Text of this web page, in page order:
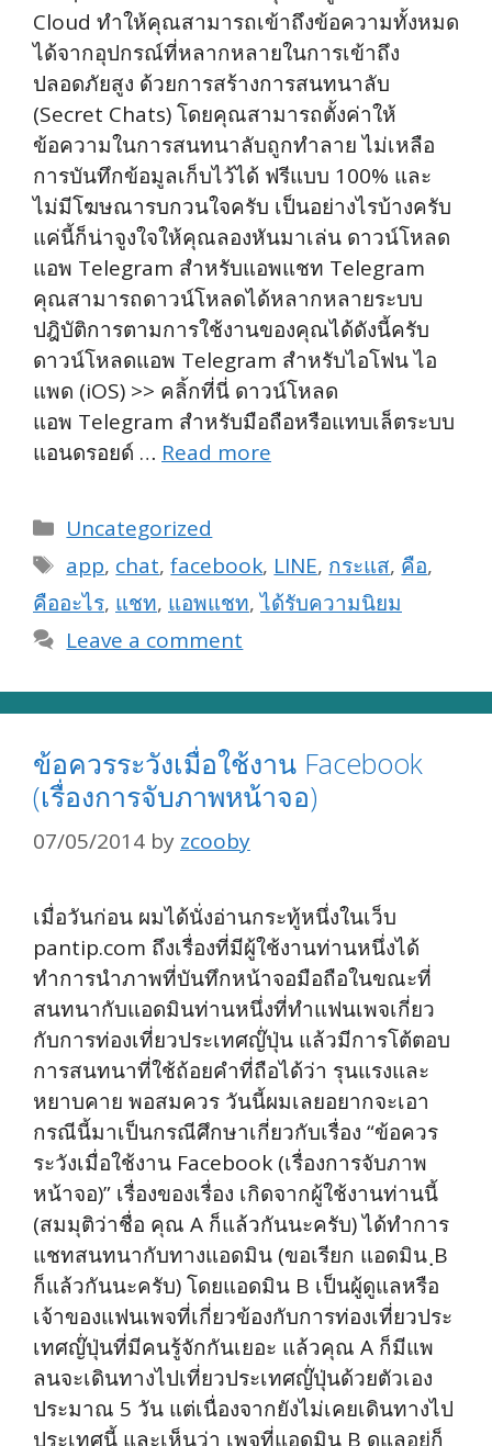
Cloud ทำให้คุณสามารถเข้าถึงข้อความทั้งหมด
ได้จากอุปกรณ์ที่หลากหลายในการเข้าถึง
ปลอดภัยสูง ด้วยการสร้างการสนทนาลับ
(Secret Chats) โดยคุณสามารถตั้งค่าให้
ข้อความในการสนทนาลับถูกทำลาย ไม่เหลือ
การบันทึกข้อมูลเก็บไว้ได้ ฟรีแบบ 100% และ
ไม่มีโฆษณารบกวนใจครับ เป็นอย่างไรบ้างครับ
แค่นี้ก็น่าจูงใจให้คุณลองหันมาเล่น ดาวน์โหลด
แอพ Telegram สำหรับแอพแชท Telegram
คุณสามารถดาวน์โหลดได้หลากหลายระบบ
ปฎิบัติการตามการใช้งานของคุณได้ดังนี้ครับ
ดาวน์โหลดแอพ Telegram สำหรับไอโฟน ไอ
แพด (iOS) >> คลิ้กที่นี่ ดาวน์โหลด
แอพ Telegram สำหรับมือถือหรือแทบเล็ตระบบ
แอนดรอยด์ … Read more
Categories
Uncategorized
Tags
app, chat,facebook, LINE, กระแส, คือ,
คืออะไร, แชท, แอพแชท,ได้รับความนิยม
Leave a comment
ข้อควรระวังเมื่อใช้งาน Facebook
(เรื่องการจับภาพหน้าจอ)
07/05/2014 by zcooby
เมื่อวันก่อน ผมได้นั่งอ่านกระทู้หนึ่งในเว็บ
pantip.com ถึงเรื่องที่มีผู้ใช้งานท่านหนึ่งได้
ทำการนำภาพที่บันทึกหน้าจอมือถือในขณะที่
สนทนากับแอดมินท่านหนึ่งที่ทำแฟนเพจเกี่ยว
กับการท่องเที่ยวประเทศญ๊่ปุ่น แล้วมีการโต้ตอบ
การสนทนาที่ใช้ถ้อยคำที่ถือได้ว่า รุนแรงและ
หยาบคาย พอสมควร วันนี้ผมเลยอยากจะเอา
กรณีนี้มาเป็นกรณีศึกษาเกี่ยวกับเรื่อง “ข้อควร
ระวังเมื่อใช้งาน Facebook (เรื่องการจับภาพ
หน้าจอ)” เรื่องของเรื่อง เกิดจากผู้ใช้งานท่านนี้
(สมมุติว่าชื่อ คุณ A ก็แล้วกันนะครับ) ได้ทำการ
แชทสนทนากับทางแอดมิน (ขอเรียก แอดมิน ฺB
ก็แล้วกันนะครับ) โดยแอดมิน B เป็นผู้ดูแลหรือ
เจ้าของแฟนเพจที่เกี่ยวข้องกับการท่องเที่ยวประ
เทศญ๊่ปุ่นที่มีคนรู้จักกันเยอะ แล้วคุณ A ก็มีแพ
ลนจะเดินทางไปเที่ยวประเทศญ๊่ปุ่นด้วยตัวเอง
ประมาณ 5 วัน แต่เนื่องจากยังไม่เคยเดินทางไป
ประเทศนี้ และเห็นว่า เพจที่แอดมิน B ดูแลอยู่ก็